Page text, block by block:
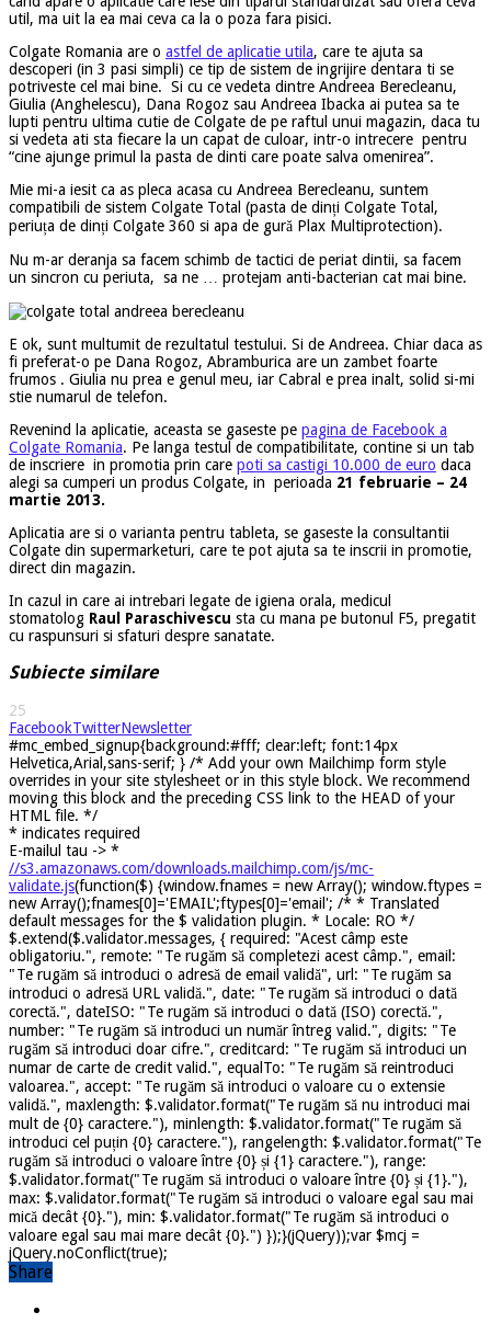
util, ma uit la ea mai ceva ca la o poza fara pisici.
Colgate Romania are o astfel de aplicatie utila, care te ajuta sa
descoperi (in 3 pasi simpli) ce tip de sistem de ingrijire dentara ti se
potriveste cel mai bine. Si cu ce vedeta dintre Andreea Berecleanu,
Giulia (Anghelescu), Dana Rogoz sau Andreea Ibacka ai putea sa te
lupti pentru ultima cutie de Colgate de pe raftul unui magazin, daca tu
si vedeta ati sta fiecare la un capat de culoar, intr-o intrecere pentru
“cine ajunge primul la pasta de dinti care poate salva omenirea”.
Mie mi-a iesit ca as pleca acasa cu Andreea Berecleanu, suntem
compatibili de sistem Colgate Total (pasta de dinți Colgate Total,
periuța de dinți Colgate 360 si apa de gură Plax Multiprotection).
Nu m-ar deranja sa facem schimb de tactici de periat dintii, sa facem
un sincron cu periuta, sa ne … protejam anti-bacterian cat mai bine.
E ok, sunt multumit de rezultatul testului. Si de Andreea. Chiar daca as
fi preferat-o pe Dana Rogoz, Abramburica are un zambet foarte
frumos . Giulia nu prea e genul meu, iar Cabral e prea inalt, solid si-mi
stie numarul de telefon.
Revenind la aplicatie, aceasta se gaseste pe pagina de Facebook a
Colgate Romania. Pe langa testul de compatibilitate, contine si un tab
de inscriere in promotia prin care poti sa castigi 10.000 de euro daca
alegi sa cumperi un produs Colgate, in perioada 21 februarie – 24
martie 2013.
Aplicatia are si o varianta pentru tableta, se gaseste la consultantii
Colgate din supermarketuri, care te pot ajuta sa te inscrii in promotie,
direct din magazin.
In cazul in care ai intrebari legate de igiena orala, medicul
stomatolog Raul Paraschivescu sta cu mana pe butonul F5, pregatit
cu raspunsuri si sfaturi despre sanatate.
Subiecte similare
25
FacebookTwitterNewsletter
#mc_embed_signup{background:#fff; clear:left; font:14px
Helvetica,Arial,sans-serif; } /* Add your own Mailchimp form style
overrides in your site stylesheet or in this style block. We recommend
moving this block and the preceding CSS link to the HEAD of your
HTML file. */
* indicates required
E-mailul tau -> *
//s3.amazonaws.com/downloads.mailchimp.com/js/mc-
validate.js(function($) {window.fnames = new Array(); window.ftypes =
new Array();fnames[0]='EMAIL';ftypes[0]='email'; /* * Translated
default messages for the $ validation plugin. * Locale: RO */
$.extend($.validator.messages, { required: "Acest câmp este
obligatoriu.", remote: "Te rugăm să completezi acest câmp.", email:
"Te rugăm să introduci o adresă de email validă", url: "Te rugăm sa
introduci o adresă URL validă.", date: "Te rugăm să introduci o dată
corectă.", dateISO: "Te rugăm să introduci o dată (ISO) corectă.",
number: "Te rugăm să introduci un număr întreg valid.", digits: "Te
rugăm să introduci doar cifre.", creditcard: "Te rugăm să introduci un
numar de carte de credit valid.", equalTo: "Te rugăm să reintroduci
valoarea.", accept: "Te rugăm să introduci o valoare cu o extensie
validă.", maxlength: $.validator.format("Te rugăm să nu introduci mai
mult de {0} caractere."), minlength: $.validator.format("Te rugăm să
introduci cel puțin {0} caractere."), rangelength: $.validator.format("Te
rugăm să introduci o valoare între {0} și {1} caractere."), range:
$.validator.format("Te rugăm să introduci o valoare între {0} și {1}."),
max: $.validator.format("Te rugăm să introduci o valoare egal sau mai
mică decât {0}."), min: $.validator.format("Te rugăm să introduci o
valoare egal sau mai mare decât {0}.") });}(jQuery));var $mcj =
jQuery.noConflict(true);
Share